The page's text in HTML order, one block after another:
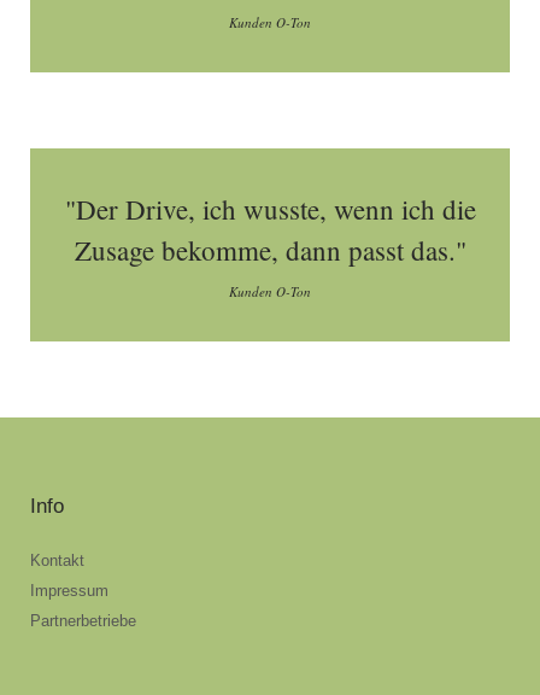
Kunden O-Ton
"Der Drive, ich wusste, wenn ich die
Zusage bekomme, dann passt das."
Kunden O-Ton
Info
Kontakt
Impressum
Partnerbetriebe